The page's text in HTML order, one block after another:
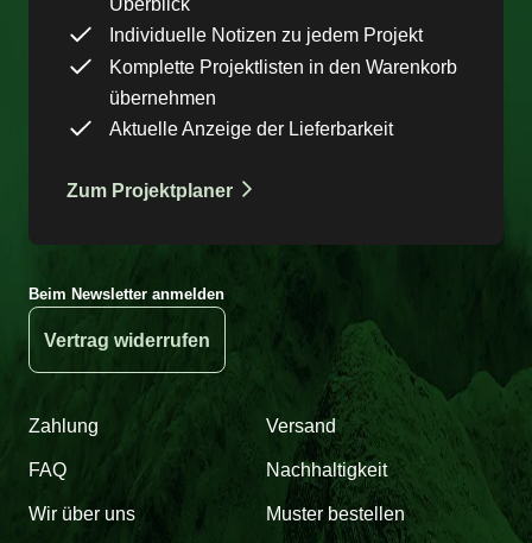
Überblick
Individuelle Notizen zu jedem Projekt
Komplette Projektlisten in den Warenkorb
übernehmen
Aktuelle Anzeige der Lieferbarkeit
Zum Projektplaner
Beim Newsletter anmelden
Vertrag widerrufen
Zahlung Versand
FAQ Nachhaltigkeit
Wir über uns Muster bestellen